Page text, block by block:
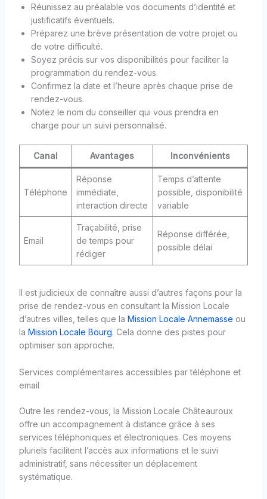
Réunissez au préalable vos documents d’identité et
justificatifs éventuels.
Préparez une brève présentation de votre projet ou
de votre difficulté.
Soyez précis sur vos disponibilités pour faciliter la
programmation du rendez-vous.
Confirmez la date et l’heure après chaque prise de
rendez-vous.
Notez le nom du conseiller qui vous prendra en
charge pour un suivi personnalisé.
Canal Avantages Inconvénients
Téléphone
Réponse
immédiate,
interaction directe
Temps d’attente
possible, disponibilité
variable
Email
Traçabilité, prise
de temps pour
rédiger
Réponse différée,
possible délai
Il est judicieux de connaître aussi d’autres façons pour la
prise de rendez-vous en consultant la Mission Locale
d’autres villes, telles que la Mission Locale Annemasse ou
la Mission Locale Bourg. Cela donne des pistes pour
optimiser son approche.
Services complémentaires accessibles par téléphone et
email
Outre les rendez-vous, la Mission Locale Châteauroux
offre un accompagnement à distance grâce à ses
services téléphoniques et électroniques. Ces moyens
pluriels facilitent l’accès aux informations et le suivi
administratif, sans nécessiter un déplacement
systématique.